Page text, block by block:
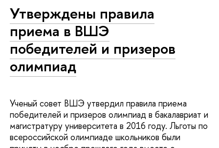
Утверждены правила
приема в ВШЭ
победителей и призеров
олимпиад
Ученый совет ВШЭ утвердил правила приема
победителей и призеров олимпиад в бакалавриат и
магистратуру университета в 2016 году. Льготы по
всероссийской олимпиаде школьников были